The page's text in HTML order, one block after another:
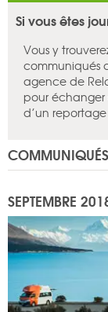
Si vous êtes
Vous y
communiqués
agence de
pour échanger
d’un
COMMUNIQUÉS
SEPTEMBRE